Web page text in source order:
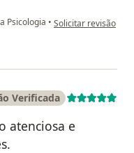
Psicologia • na opinião do
Solicitar revisão
Verificada
atenciosa e